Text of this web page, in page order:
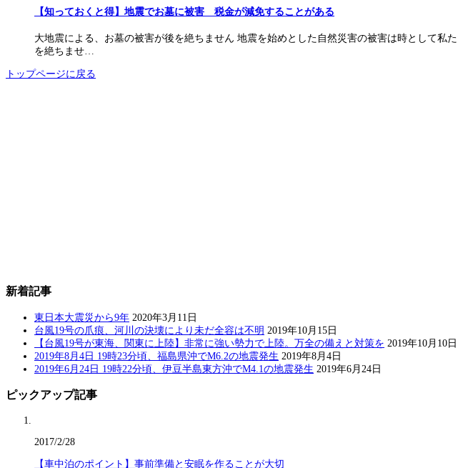
【知っておくと得】地震でお墓に被害 税金が減免することがある
大地震による、お墓の被害が後を絶ちません 地震を始めとした自然災害の被害は時として
を絶ちませ…
トップページに戻る
新着記事
東日本大震災から9年 2020年3月11日
台風19号の爪痕、河川の決壊により未だ全容は不明 2019年10月15日
【台風19号が東海、関東に上陸】非常に強い勢力で上陸。万全の備えと対策を 2019年10月10日
2019年8月4日 19時23分頃、福島県沖でM6.2の地震発生 2019年8月4日
2019年6月24日 19時22分頃、伊豆半島東方沖でM4.1の地震発生 2019年6月24日
ピックアップ記事
2017/2/28
【車中泊のポイント】事前準備と安眠を作ることが大切